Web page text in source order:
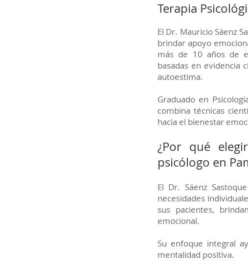
Terapia
El Dr. Mauricio Sáenz
brindar apoyo
más de 10 años de
basadas en evidencia
autoestima.
Graduado en
combina técnicas
hacia el bienestar
¿Por qué
psicólogo en
El Dr. Sáenz
necesidades
sus pacientes,
emocional.
Su enfoque integral
mentalidad positiva.